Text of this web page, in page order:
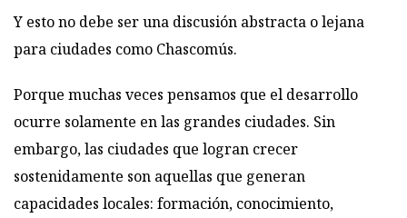
Y esto no debe ser una discusión abstracta o lejana
para ciudades como Chascomús.
Porque muchas veces pensamos que el desarrollo
ocurre solamente en las grandes ciudades. Sin
embargo, las ciudades que logran crecer
sostenidamente son aquellas que generan
capacidades locales: formación, conocimiento,